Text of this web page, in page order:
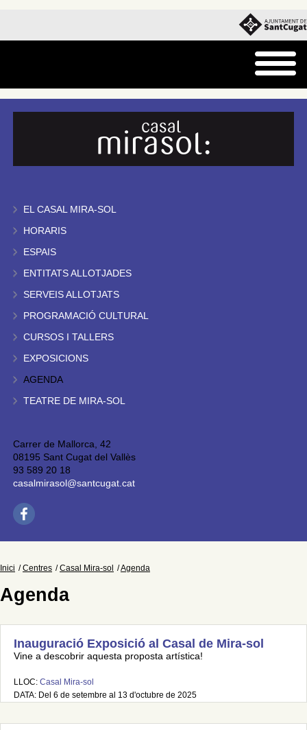
EL CASAL MIRA-SOL
HORARIS
ESPAIS
ENTITATS ALLOTJADES
SERVEIS ALLOTJATS
PROGRAMACIÓ CULTURAL
CURSOS I TALLERS
EXPOSICIONS
AGENDA
TEATRE DE MIRA-SOL
Carrer de Mallorca, 42
08195 Sant Cugat del Vallès
93 589 20 18
casalmirasol@santcugat.cat
Inici Centres Casal Mira-sol Agenda
Agenda
Inauguració Exposició al Casal de Mira-sol
Vine a descobrir aquesta proposta artística!
LLOC: Casal Mira-sol
DATA: Del 6 de setembre al 13 d'octubre de 2025